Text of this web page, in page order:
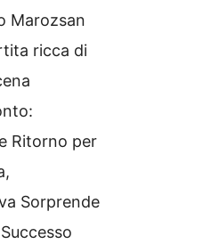
Marozsan
ricca di
Ritorno per
Sorprende